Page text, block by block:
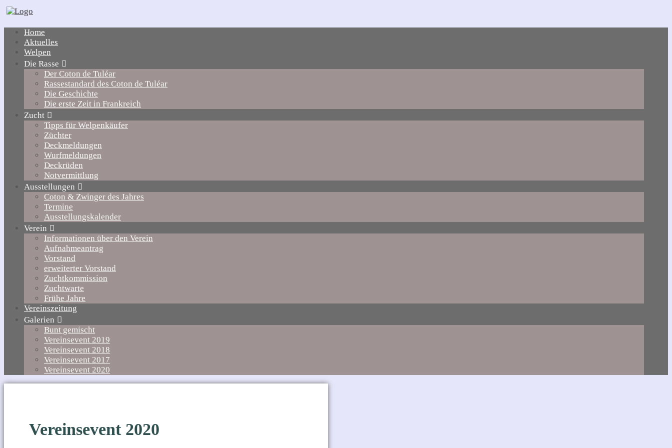
Home
Aktuelles
Welpen
Die Rasse
Der Coton de Tuléar
Rassestandard des Coton de Tuléar
Die Geschichte
Die erste Zeit in Frankreich
Zucht
Tipps für Welpenkäufer
Züchter
Deckmeldungen
Wurfmeldungen
Deckrüden
Notvermittlung
Ausstellungen
Coton & Zwinger des Jahres
Termine
Ausstellungskalender
Verein
Informationen über den Verein
Aufnahmeantrag
Vorstand
erweiterter Vorstand
Zuchtkommission
Zuchtwarte
Frühe Jahre
Vereinszeitung
Galerien
Bunt gemischt
Vereinsevent 2019
Vereinsevent 2018
Vereinsevent 2017
Vereinsevent 2020
Vereinsevent 2020